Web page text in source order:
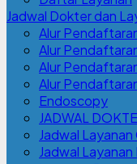
Jadwal Dokter dan
Alur
Alur
Alur
Alur
Endoscopy
JADWAL
Jadwal Layanan
Jadwal